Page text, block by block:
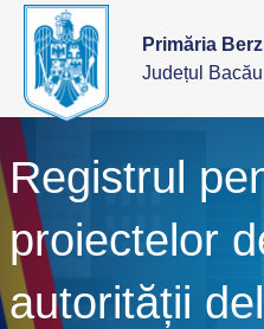
Primăria
Județul Bacău
Registrul
proiectelor
autorității